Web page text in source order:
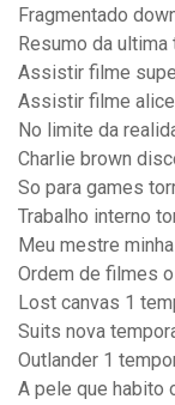
Fragmentado
Resumo da
Assistir filme
Assistir filme
No limite da
Charlie brown
So para games
Trabalho interno
Meu mestre
Ordem de filmes
Lost canvas 1
Suits nova
Outlander 1
A pele que habito